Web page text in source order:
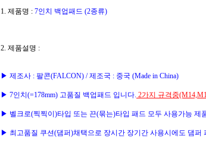
1. 제품명 : 7인치 백업패드 (2종류)
2. 제품설명 :
▶ 제조사 : 팔콘(FALCON) / 제조국 : 중국 (Made in China)
▶ 7인치(=178mm) 고품질 백업패드 입니다. 2가지 규격중
▶ 벨크로(찍찍이)타입 또는 끈(묶는)타입 패드 모두 사용가능 제
▶ 최고품질 쿠션(댐퍼)채택으로 장시간 장기간 사용시에도 댐퍼